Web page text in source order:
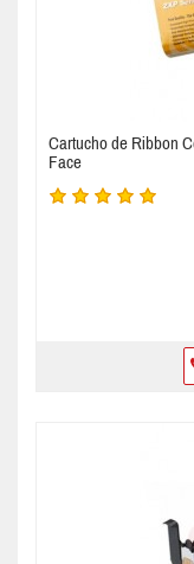
Cartucho de Ribbon
Face